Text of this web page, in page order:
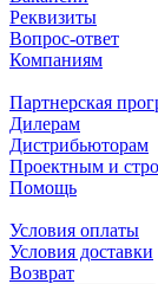
Реквизиты
Вопрос-ответ
Компаниям
Партнерская
Дилерам
Дистрибьюторам
Проектным и
Помощь
Условия оплаты
Условия доставки
Возврат